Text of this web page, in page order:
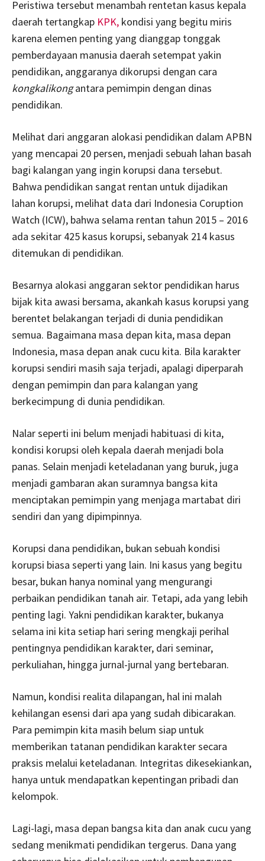
Peristiwa tersebut menambah rentetan kasus kepala
daerah tertangkap KPK, kondisi yang begitu miris
karena elemen penting yang dianggap tonggak
pemberdayaan manusia daerah setempat yakin
pendidikan, anggaranya dikorupsi dengan cara
kongkalikongantara pemimpin dengan dinas
pendidikan.
Melihat dari anggaran alokasi pendidikan dalam APBN
yang mencapai 20 persen, menjadi sebuah lahan basah
bagi kalangan yang ingin korupsi dana tersebut.
Bahwa pendidikan sangat rentan untuk dijadikan
lahan korupsi, melihat data dari Indonesia Coruption
Watch (ICW), bahwa selama rentan tahun 2015 – 2016
ada sekitar 425 kasus korupsi, sebanyak 214 kasus
ditemukan di pendidikan.
Besarnya alokasi anggaran sektor pendidikan harus
bijak kita awasi bersama, akankah kasus korupsi yang
berentet belakangan terjadi di dunia pendidikan
semua. Bagaimana masa depan kita, masa depan
Indonesia, masa depan anak cucu kita. Bila karakter
korupsi sendiri masih saja terjadi, apalagi diperparah
dengan pemimpin dan para kalangan yang
berkecimpung di dunia pendidikan.
Nalar seperti ini belum menjadi habituasi di kita,
kondisi korupsi oleh kepala daerah menjadi bola
panas. Selain menjadi keteladanan yang buruk, juga
menjadi gambaran akan suramnya bangsa kita
menciptakan pemimpin yang menjaga martabat diri
sendiri dan yang dipimpinnya.
Korupsi dana pendidikan, bukan sebuah kondisi
korupsi biasa seperti yang lain. Ini kasus yang begitu
besar, bukan hanya nominal yang mengurangi
perbaikan pendidikan tanah air. Tetapi, ada yang lebih
penting lagi. Yakni pendidikan karakter, bukanya
selama ini kita setiap hari sering mengkaji perihal
pentingnya pendidikan karakter, dari seminar,
perkuliahan, hingga jurnal-jurnal yang bertebaran.
Namun, kondisi realita dilapangan, hal ini malah
kehilangan esensi dari apa yang sudah dibicarakan.
Para pemimpin kita masih belum siap untuk
memberikan tatanan pendidikan karakter secara
praksis melalui keteladanan. Integritas dikesekiankan,
hanya untuk mendapatkan kepentingan pribadi dan
kelompok.
Lagi-lagi, masa depan bangsa kita dan anak cucu yang
sedang menikmati pendidikan tergerus. Dana yang